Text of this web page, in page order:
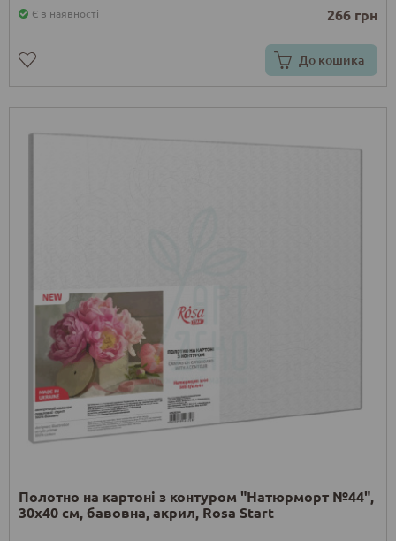
Є в наявності 266 грн
До кошика
Полотно на картоні з контуром "Натюрморт №44",
30х40 см, бавовна, акрил, Rosa Start